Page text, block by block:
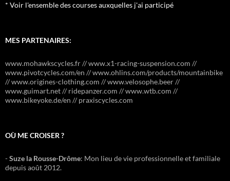
* Voir l'ensemble des courses auxquelles j'ai participé
MES PARTENAIRES:
www.mohawkscycles.fr // www.x1-racing-suspension.com //
www.pivotcycles.com/en // www.ohlins.com/products/mountainbike
// www.origines-clothing.com // www.velosophe.beer //
www.guimart.net // ridepanzer.com // www.wtb.com //
www.bikeyoke.de/en // praxiscycles.com
OÙ ME CROISER ?
-Suze la Rousse-Drôme: Mon lieu de vie professionnelle et familiale
depuis août 2012.